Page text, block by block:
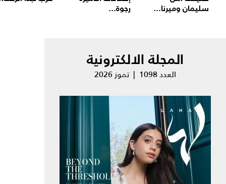
سليمان وميرنا... رجوة...
المجلة الالكترونية
العدد 1098 | تموز 2026